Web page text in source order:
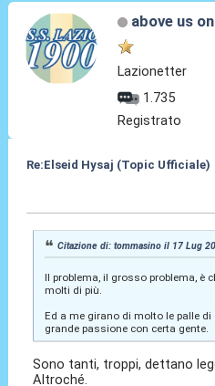
above us
Lazionetter
1.735
Registrato
Re:Elseid Hysaj (Topic Ufficiale)
Citazione di: tommasino il 17 Lug
Il problema, il grosso problema, è
molti di più.
Ed a me girano di molto le palle
grande passione con certa gente.
Sono tanti, troppi, dettano
Altroché.